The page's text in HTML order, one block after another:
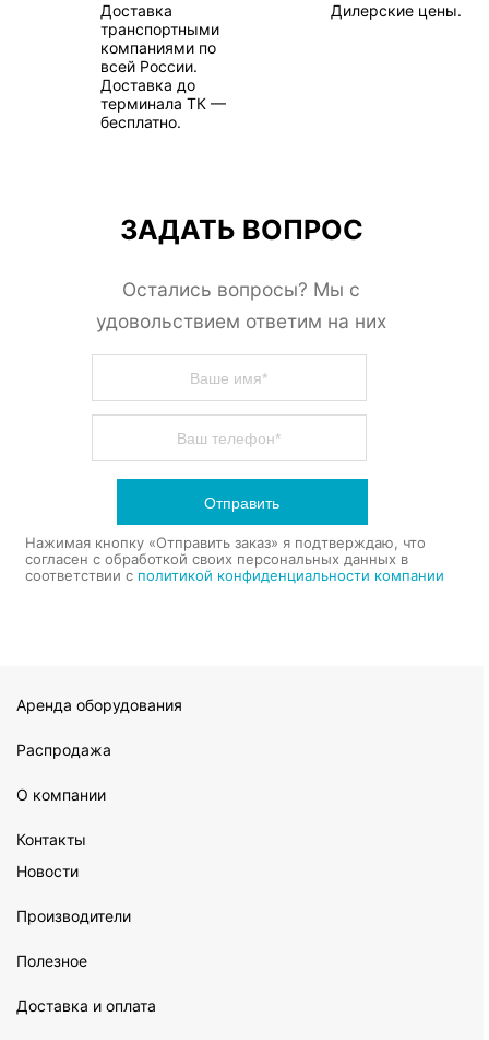
Доставка
транспортными
компаниями по
всей России.
Доставка до
терминала ТК —
бесплатно.
Дилерские цены.
ЗАДАТЬ ВОПРОС
Остались вопросы? Мы с
удовольствием ответим на них
Отправить
Нажимая кнопку «Отправить заказ» я подтверждаю, что
согласен с обработкой своих персональных данных в
соответствии с политикой конфиденциальности компании
Аренда оборудования
Распродажа
О компании
Контакты
Новости
Производители
Полезное
Доставка и оплата